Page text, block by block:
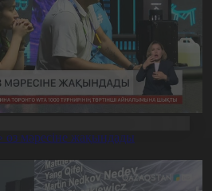
мәресіне жақындады